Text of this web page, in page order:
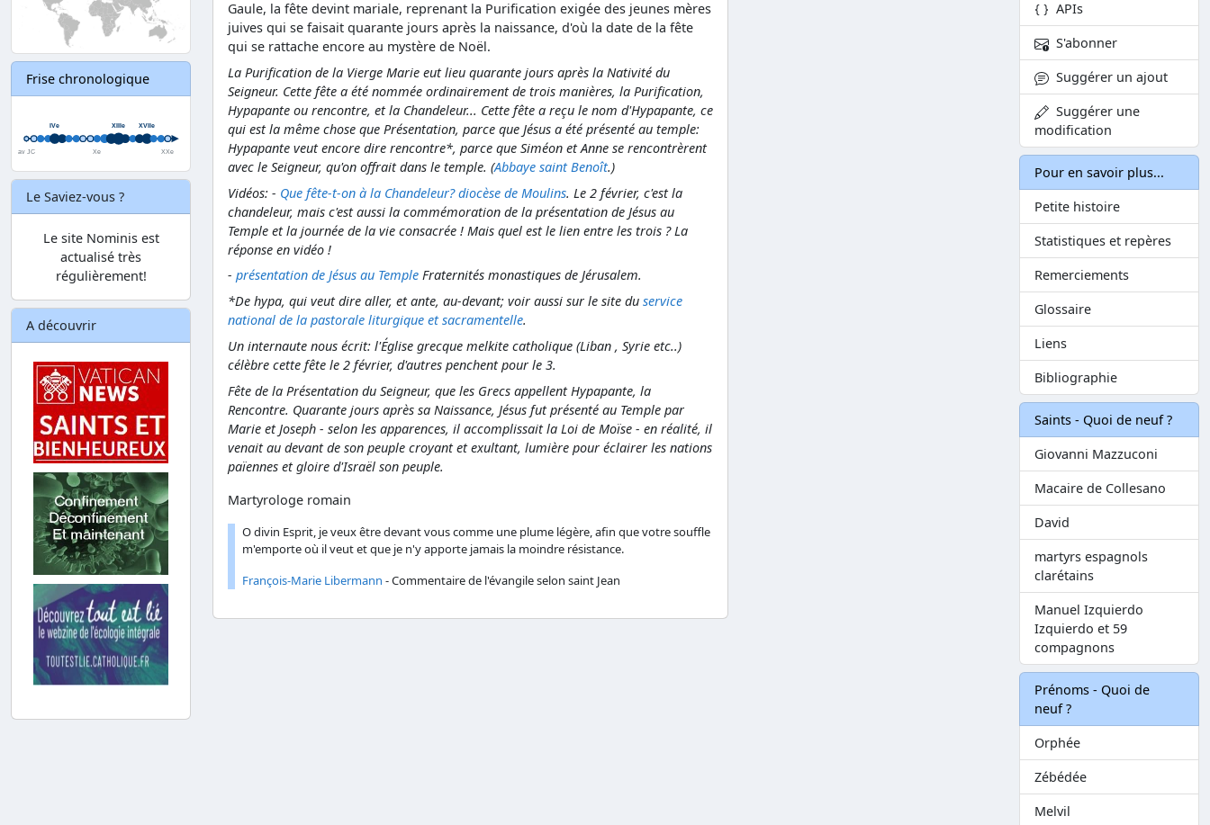
Frise chronologique
Le Saviez-vous ?
Le site Nominis est
actualisé très
régulièrement!
A découvrir
Gaule, la fête devint mariale, reprenant la Purification exigée des jeunes mères
juives qui se faisait quarante jours après la naissance, d'où la date de la fête
qui se rattache encore au mystère de Noël.
La Purification de la Vierge Marie eut lieu quarante jours après la Nativité du
Seigneur. Cette fête a été nommée ordinairement de trois manières, la Purification,
Hypapante ou rencontre, et la Chandeleur... Cette fête a reçu le nom d'Hypapante, ce
qui est la même chose que Présentation, parce que Jésus a été présenté au temple:
Hypapante veut encore dire rencontre*, parce que Siméon et Anne se rencontrèrent
avec le Seigneur, qu'on offrait dans le temple. (Abbaye saint Benoît.)
Vidéos: - Que fête-t-on à la Chandeleur? diocèse de Moulins. Le 2 février, c'est la
chandeleur, mais c'est aussi la commémoration de la présentation de Jésus au
Temple et la journée de la vie consacrée ! Mais quel est le lien entre les trois ? La
réponse en vidéo !
- présentation de Jésus au Temple Fraternités monastiques de Jérusalem.
*De hypa, qui veut dire aller, et ante, au-devant; voir aussi sur le site du service
national de la pastorale liturgique et sacramentelle.
Un internaute nous écrit: l'Église grecque melkite catholique (Liban , Syrie etc..)
célèbre cette fête le 2 février, d'autres penchent pour le 3.
Fête de la Présentation du Seigneur, que les Grecs appellent Hypapante, la
Rencontre. Quarante jours après sa Naissance, Jésus fut présenté au Temple par
Marie et Joseph - selon les apparences, il accomplissait la Loi de Moïse - en réalité, il
venait au devant de son peuple croyant et exultant, lumière pour éclairer les nations
païennes et gloire d'Israël son peuple.
Martyrologe romain
O divin Esprit, je veux être devant vous comme une plume légère, afin que votre souffle
m'emporte où il veut et que je n'y apporte jamais la moindre résistance.
François-Marie Libermann - Commentaire de l'évangile selon saint Jean
APIs
S'abonner
Suggérer un ajout
Suggérer une
modification
Pour en savoir plus...
Petite histoire
Statistiques et repères
Remerciements
Glossaire
Liens
Bibliographie
Saints - Quoi de neuf ?
Giovanni Mazzuconi
Macaire de Collesano
David
martyrs espagnols
clarétains
Manuel Izquierdo
Izquierdo et 59
compagnons
Prénoms - Quoi de
neuf ?
Orphée
Zébédée
Melvil